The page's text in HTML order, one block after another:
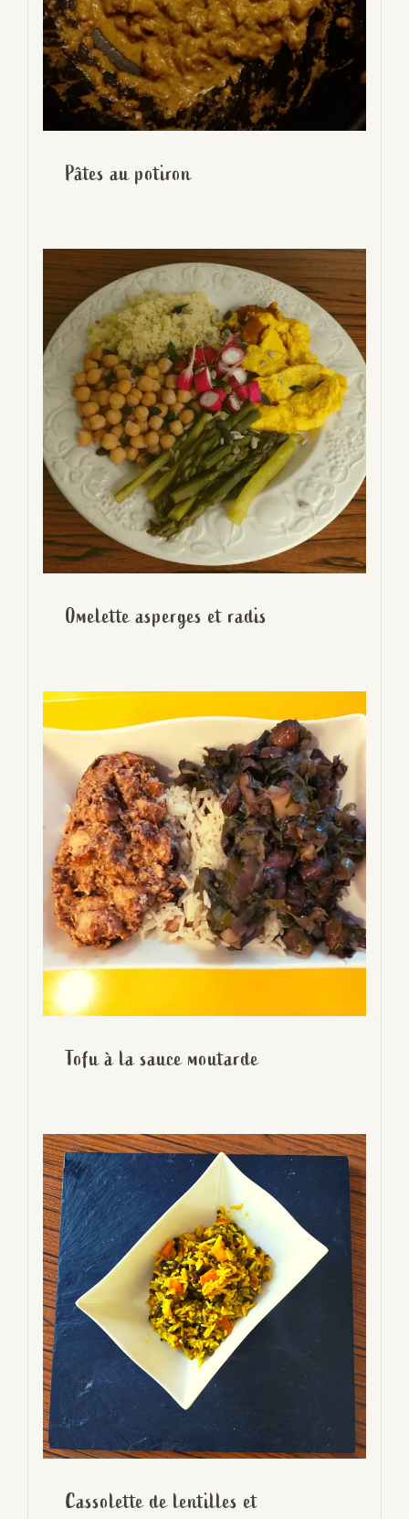
Pâtes au potiron
Omelette asperges et radis
Tofu à la sauce moutarde
Cassolette de lentilles et